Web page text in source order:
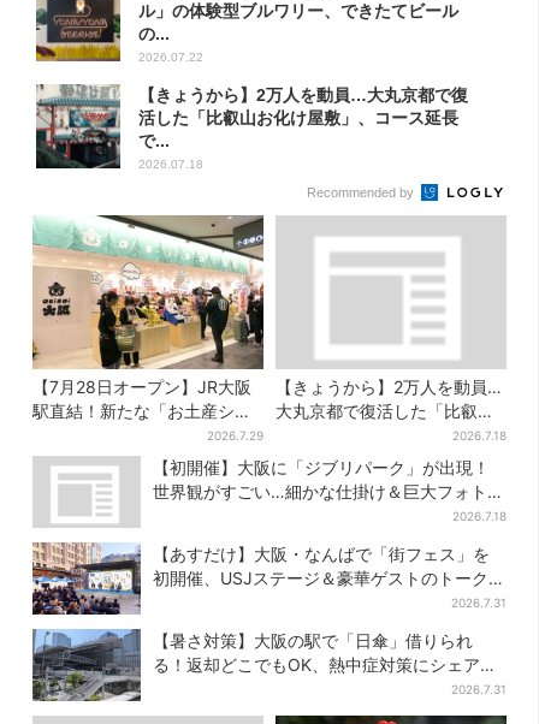
ル」の体験型ブルワリー、できたてビール
の...
2026.07.22
【きょうから】2万人を動員…大丸京都で復
活した「比叡山お化け屋敷」、コース延長
で...
2026.07.18
Recommended by
【7月28日オープン】JR大阪
駅直結！新たな「お土産ショ
ップ」、銘菓バラ売りで地元
民の“おやつ調達”にも
2026.7.29
【きょうから】2万人を動員…
大丸京都で復活した「比叡山
お化け屋敷」、コース延長
で“怖さ”パワーアップ
2026.7.18
【初開催】大阪に「ジブリパーク」が出現！
世界観がすごい…細かな仕掛け＆巨大フォトス
2026.7.18
【あすだけ】大阪・なんばで「街フェス」を
初開催、USJステージ＆豪華ゲストのトークシ
2026.7.31
【暑さ対策】大阪の駅で「日傘」借りられ
る！返却どこでもOK、熱中症対策にシェアサ
2026.7.31